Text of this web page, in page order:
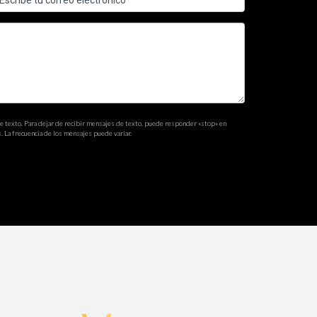
el éxito de la transacción.
malentendidos y disputas legales.
y, en casos extremos, la pérdida de la
texto. Para dejar de recibir mensajes de texto, puede responder «stop» en
frecuencia de los mensajes puede variar.